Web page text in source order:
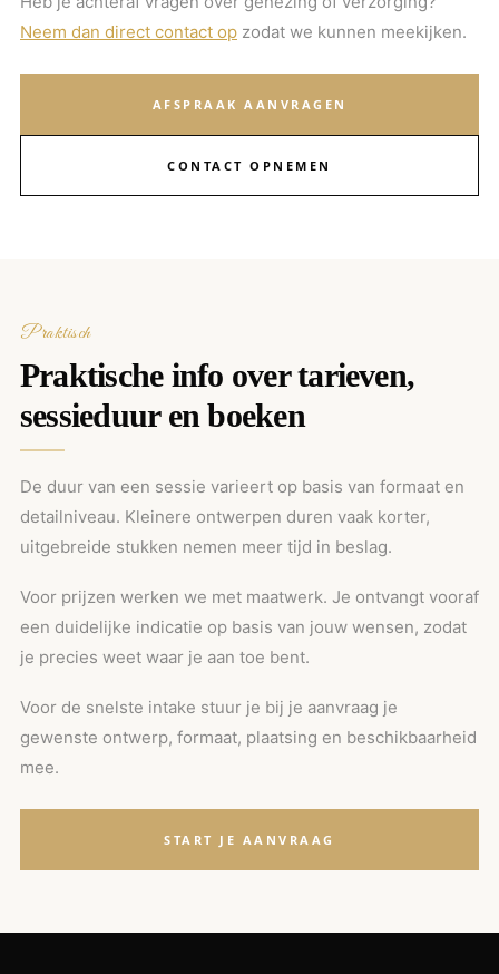
Neem dan direct contact op zodat we kunnen meekijken.
AFSPRAAK AANVRAGEN
CONTACT OPNEMEN
Praktisch
Praktische info over tarieven,
sessieduur en boeken
De duur van een sessie varieert op basis van formaat en
detailniveau. Kleinere ontwerpen duren vaak korter,
uitgebreide stukken nemen meer tijd in beslag.
Voor prijzen werken we met maatwerk. Je ontvangt vooraf
een duidelijke indicatie op basis van jouw wensen, zodat
je precies weet waar je aan toe bent.
Voor de snelste intake stuur je bij je aanvraag je
gewenste ontwerp, formaat, plaatsing en beschikbaarheid
mee.
START JE AANVRAAG